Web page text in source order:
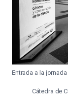
Entrada a la jornada
Cátedra de